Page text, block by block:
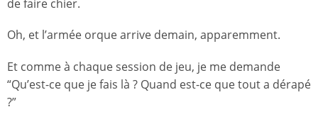
de faire chier.
Oh, et l’armée orque arrive demain, apparemment.
Et comme à chaque session de jeu, je me demande
“Qu’est-ce que je fais là ? Quand est-ce que tout a dérapé
?”